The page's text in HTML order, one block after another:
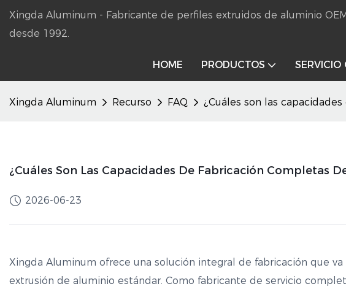
Xingda Aluminum - Fabricante de perfiles extruidos de aluminio
desde 1992.
HOME PRODUCTOS SERVICIO
Xingda Aluminum Recurso FAQ ¿Cuáles son las
¿Cuáles Son Las Capacidades De Fabricación Completas
2026-06-23
Xingda Aluminum ofrece una solución integral de fabricación que
extrusión de aluminio estándar. Como fabricante de servicio